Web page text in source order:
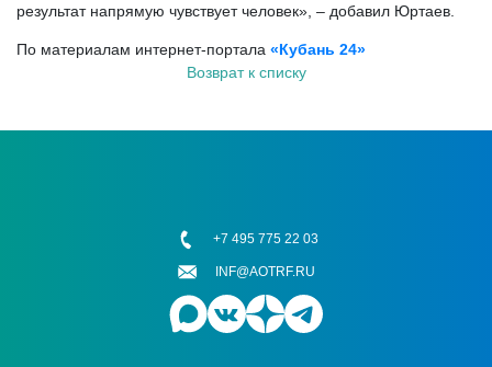
результат напрямую чувствует человек», – добавил Юртаев.
По материалам интернет-портала «Кубань 24»
Возврат к списку
+7 495 775 22 03
INF@AOTRF.RU